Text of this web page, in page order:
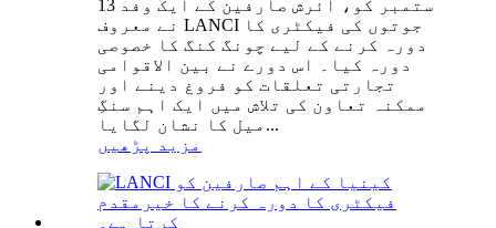
13 ستمبر کو، آئرش صارفین کے ایک وفد
نے معروف LANCI جوتوں کی فیکٹری کا
دورہ کرنے کے لیے چونگ کنگ کا خصوصی
دورہ کیا۔ اس دورے نے بین الاقوامی
تجارتی تعلقات کو فروغ دینے اور
ممکنہ تعاون کی تلاش میں ایک اہم سنگِ
میل کا نشان لگایا...
مزید پڑھیں